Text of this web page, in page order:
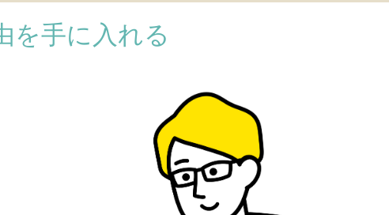
を手に入れる